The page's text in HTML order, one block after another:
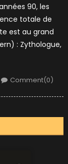
90, les
totale de
est au grand
: Zythologue,
Comment(0)